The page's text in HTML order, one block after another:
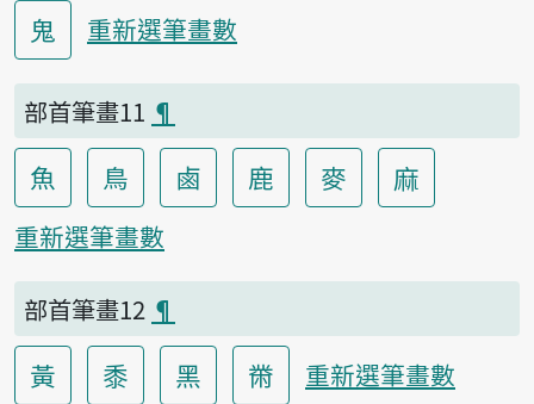
鬼
重新選筆畫數
部首筆畫11 ¶
魚 鳥 鹵 鹿 麥 麻
重新選筆畫數
部首筆畫12 ¶
黃 黍 黑 黹 重新選筆畫數